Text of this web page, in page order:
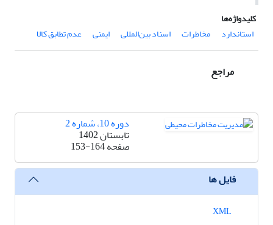
کلیدواژه‌ها
استاندارد
مخاطرات اسناد بین‌المللی ایمنی عدم تطابق کالا
مراجع
دوره 10، شماره 2
تابستان 1402
صفحه153-164
فایل ها